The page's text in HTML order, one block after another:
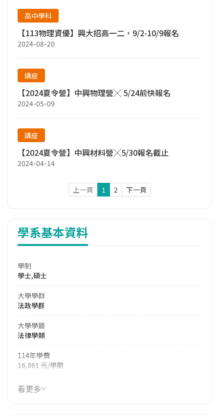
高中學科
【113物理資優】興大招高一二，9/2-10/9報名
2024-08-20
講座
【2024夏令營】中興物理營╳ 5/24前快報名
2024-05-09
講座
【2024夏令營】中興材料營╳5/30報名截止
2024-04-14
上一頁 1 2 下一頁
學系基本資料
學制
學士,碩士
大學學群
法政學群
大學學類
法律學類
114年學費
16,861 元/學期
114年雜費
7,354 元/學期
看更多